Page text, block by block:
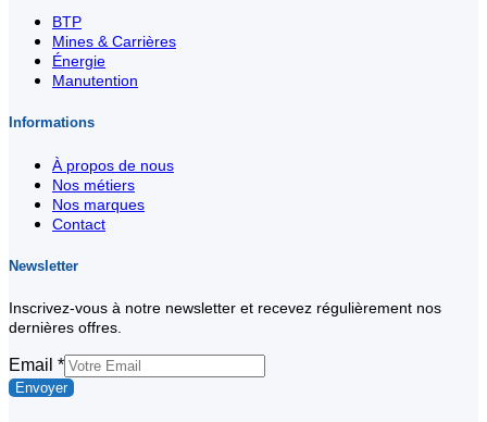
BTP
Mines & Carrières
Énergie
Manutention
Informations
À propos de nous
Nos métiers
Nos marques
Contact
Newsletter
Inscrivez-vous à notre newsletter et recevez régulièrement nos
dernières offres.
Email
Email *
Envoyer